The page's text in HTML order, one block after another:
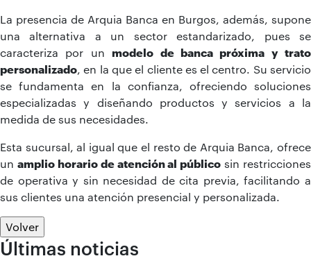
La presencia de Arquia Banca en Burgos, además, supone
una alternativa a un sector estandarizado, pues se
caracteriza por un modelo de banca próxima y trato
personalizado , en la que el cliente es el centro. Su servicio
se fundamenta en la confianza, ofreciendo soluciones
especializadas y diseñando productos y servicios a la
medida de sus necesidades.
Esta sucursal, al igual que el resto de Arquia Banca, ofrece
un amplio horario de atención al público sin restricciones
de operativa y sin necesidad de cita previa, facilitando a
sus clientes una atención presencial y personalizada.
Volver
Últimas noticias